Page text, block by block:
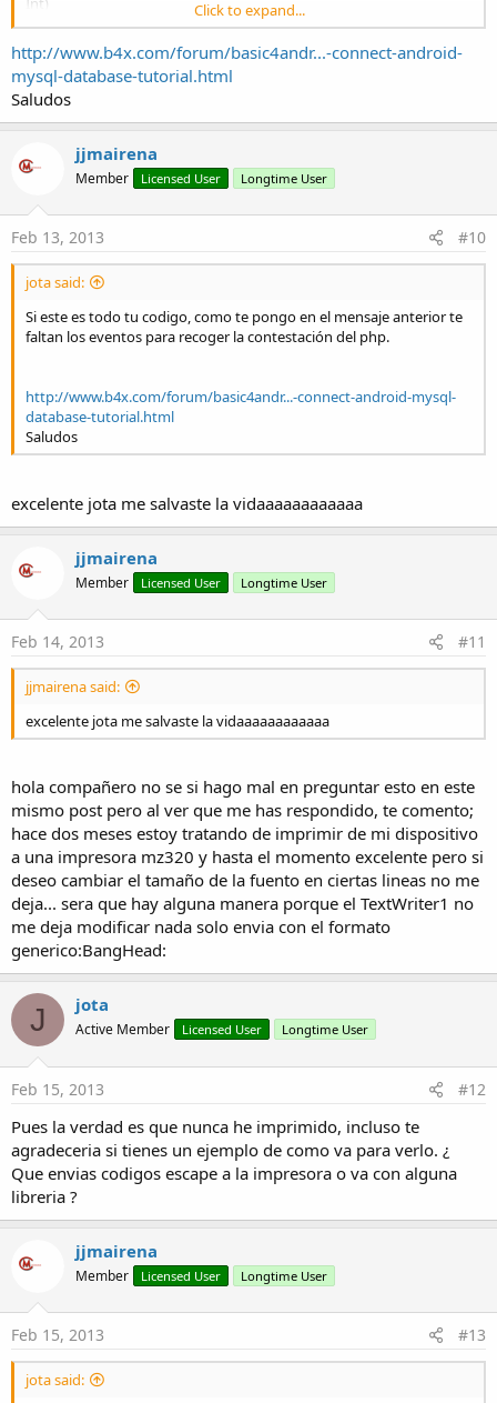
end sub
Click to expand...
http://www.b4x.com/forum/basic4andr...-connect-android-
mysql-database-tutorial.html
Saludos
jjmairena
Member Licensed User Longtime User
Feb 13, 2013 #10
jota said:
Si este es todo tu codigo, como te pongo en el mensaje anterior te
faltan los eventos para recoger la contestación del php.
http://www.b4x.com/forum/basic4andr...-connect-android-mysql-
database-tutorial.html
Saludos
excelente jota me salvaste la vidaaaaaaaaaaaa
jjmairena
Member Licensed User Longtime User
Feb 14, 2013 #11
jjmairena said:
excelente jota me salvaste la vidaaaaaaaaaaaa
hola compañero no se si hago mal en preguntar esto en este
mismo post pero al ver que me has respondido, te comento;
hace dos meses estoy tratando de imprimir de mi dispositivo
a una impresora mz320 y hasta el momento excelente pero si
deseo cambiar el tamaño de la fuento en ciertas lineas no me
deja... sera que hay alguna manera porque el TextWriter1 no
me deja modificar nada solo envia con el formato
generico:BangHead:
J jota
Active Member Licensed User Longtime User
Feb 15, 2013 #12
Pues la verdad es que nunca he imprimido, incluso te
agradeceria si tienes un ejemplo de como va para verlo. ¿
Que envias codigos escape a la impresora o va con alguna
libreria ?
jjmairena
Member Licensed User Longtime User
Feb 15, 2013 #13
jota said: